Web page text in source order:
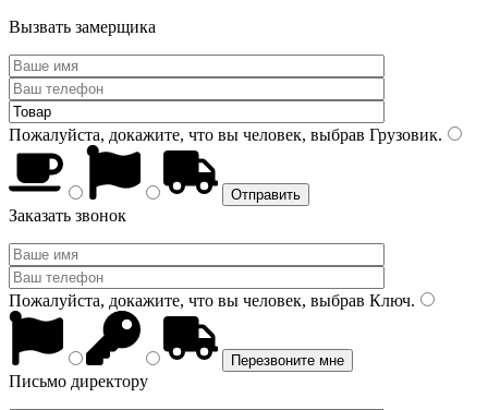
Вызвать замерщика
Пожалуйста, докажите, что вы человек, выбрав Грузовик.
Заказать звонок
Пожалуйста, докажите, что вы человек, выбрав Ключ.
Письмо директору